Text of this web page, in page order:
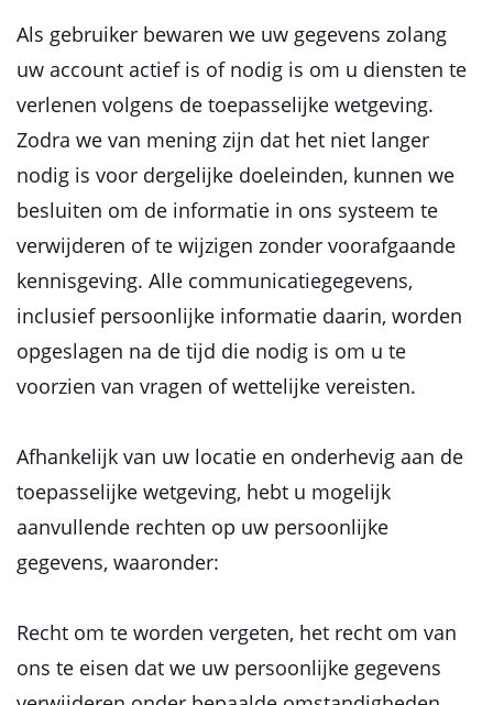
Als gebruiker bewaren we uw gegevens zolang
uw account actief is of nodig is om u diensten te
verlenen volgens de toepasselijke wetgeving.
Zodra we van mening zijn dat het niet langer
nodig is voor dergelijke doeleinden, kunnen we
besluiten om de informatie in ons systeem te
verwijderen of te wijzigen zonder voorafgaande
kennisgeving. Alle communicatiegegevens,
inclusief persoonlijke informatie daarin, worden
opgeslagen na de tijd die nodig is om u te
voorzien van vragen of wettelijke vereisten.
Afhankelijk van uw locatie en onderhevig aan de
toepasselijke wetgeving, hebt u mogelijk
aanvullende rechten op uw persoonlijke
gegevens, waaronder:
Recht om te worden vergeten, het recht om van
ons te eisen dat we uw persoonlijke gegevens